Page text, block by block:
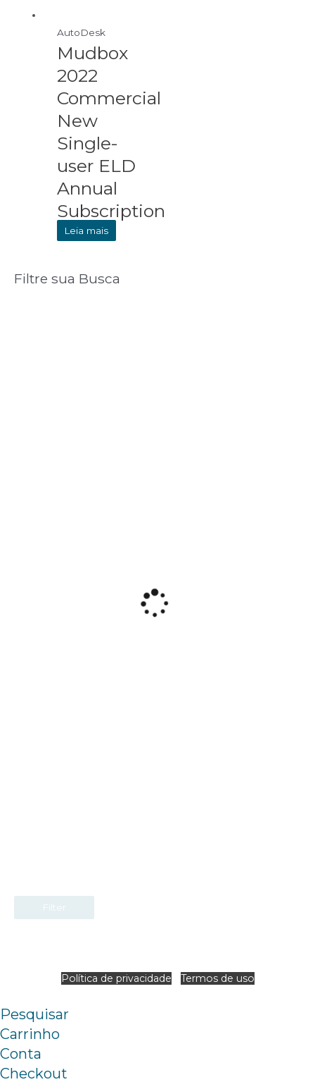
Filtre sua Busca
Filter
AutoDesk
Mudbox
2022
Commercial
New
Single-
user ELD
Annual
Subscription
Leia mais
Política de privacidade Termos de uso
Pesquisar
Carrinho
Conta
Checkout